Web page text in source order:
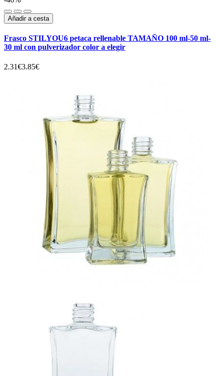
Añadir a cesta
Frasco STILYOU6 petaca rellenable TAMAÑO 100 ml-50 ml-
30 ml con pulverizador color a elegir
2.31€3.85€